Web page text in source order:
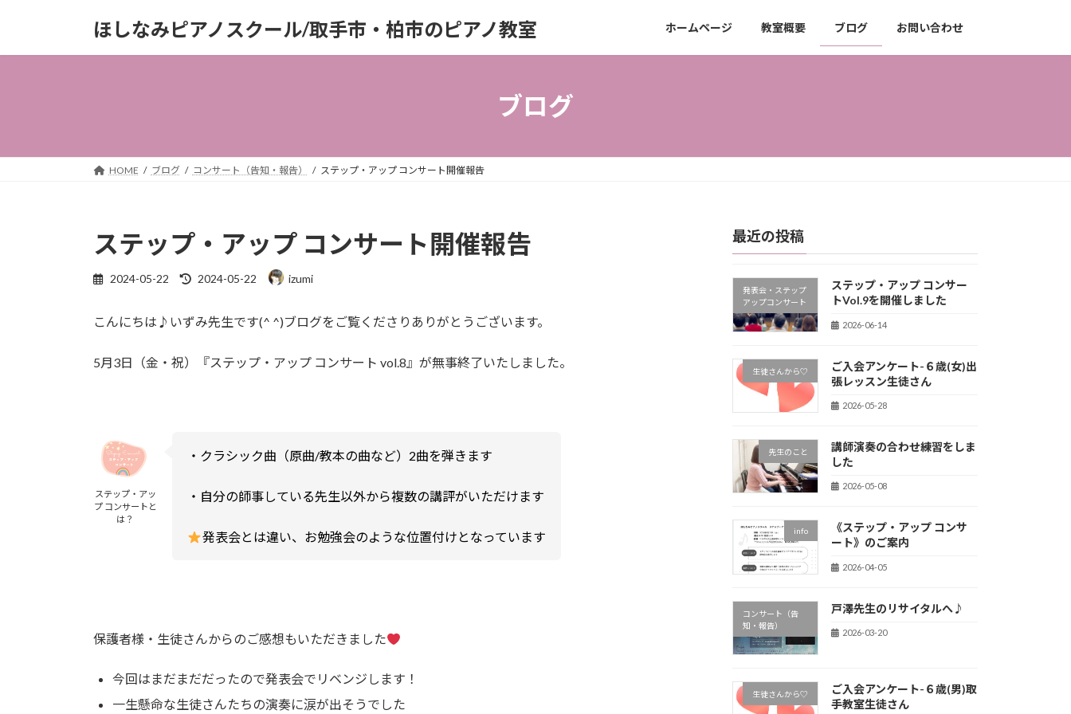
ッ
移
ほしなみピアノスクール/取手市・柏市のピアノ教室 ホームページ 教室概要 ブログ お問い合わせ
ブログ
HOME ブログ コンサート（告知・報告） ステップ・アップ コンサート開催報告
ステップ・アップ コンサート開催報告
2024-05-22
最
新
時
2024-05-22 izumi
こんにちは♪いずみ先生です(^ ^)ブログをご覧くださりありがとうございます。
5月3日（金・祝）『ステップ・アップ コンサート vol.8』が無事終了いたしました。
ステップ・アッ
プ コンサートと
は？
・クラシック曲（原曲/教本の曲など）2曲を弾きます
・自分の師事している先生以外から複数の講評がいただけます
発表会とは違い、お勉強会のような位置付けとなっています
保護者様・生徒さんからのご感想もいただきました
今回はまだまだだったので発表会でリベンジします！
一生懸命な生徒さんたちの演奏に涙が出そうでした
最近の投稿
発表会・ステップ
アップコンサート
ステップ・アップ コンサー
トVol.9を開催しました
2026-06-14
生徒さんから♡
ご入会アンケート-６歳(女)出
張レッスン生徒さん
2026-05-28
先生のこと
講師演奏の合わせ練習をしま
した
2026-05-08
info
《ステップ・アップ コンサ
ート》のご案内
2026-04-05
コンサート（告
知・報告）
戸澤先生のリサイタルへ♪
2026-03-20
生徒さんから♡
ご入会アンケート-６歳(男)取
手教室生徒さん